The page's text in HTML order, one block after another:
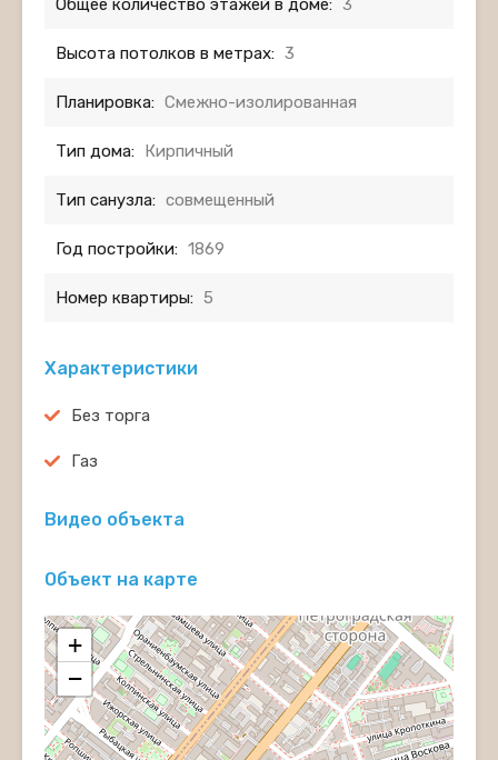
Общее количество этажей в доме: 3
Высота потолков в метрах: 3
Планировка: Смежно-изолированная
Тип дома: Кирпичный
Тип санузла: совмещенный
Год постройки: 1869
Номер квартиры: 5
Характеристики
Без торга
Газ
Видео объекта
Объект на карте
+
−